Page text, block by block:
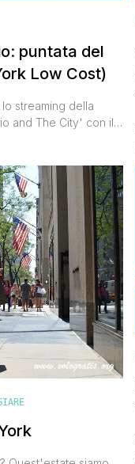
puntata del
Low Cost)
streaming della
and The City' con il
ascoltare lo